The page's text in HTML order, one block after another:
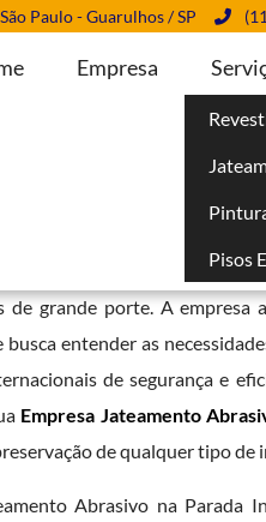
Paulo - Guarulhos / SP
Empresa
Pisos
na Parada Inglesa
revestimentos anticorrosivos
de grande porte. A
entender as
de segurança e
Empresa Jateamento
de qualquer tipo
Abrasivo na Parada